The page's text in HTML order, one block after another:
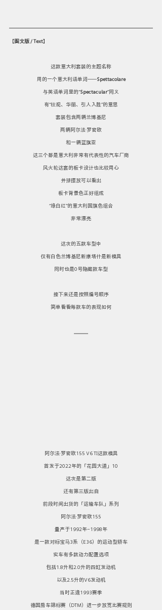
【 图文版 / Text】
这款意大利套装的主题名称
用的一个意大利语单词——Spettacolare
与英语单词里的“Spectacular”同义
有“壮观、华丽、引人入胜”的意思
套装包含两辆兰博基尼
两辆阿尔法·罗密欧
和一辆蓝旗亚
这三个都是意大利非常有代表性的汽车厂商
风火轮这套的板卡设计也比较用心
并排摆放可以看出
板卡背景色正好组成
“绿白红”的意大利国旗色组合
非常漂亮
这次的五款车型中
仅有白色兰博基尼新康塔什是新模具
同时也是0号隐藏款车型
接下来还是按照编号顺序
简单看看每款车的表现如何
阿尔法·罗密欧155 V6 TI这款模具
首发于2022年的「花园大道」10
这次是第二版
还有第三版出自
前段时间出货的「运输车队」系列
阿尔法·罗密欧155
量产于1992年-1998年
是一款对标宝马3系（E36）的运动型轿车
实车有多款动力配置选项
包括1.8升和2.0升的四缸发动机
以及2.5升的V6发动机
当时正逢1993赛季
德国房车锦标赛（DTM）进一步放宽比赛规则